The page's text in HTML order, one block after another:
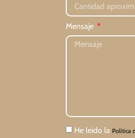
Mensaje
He leido la Política